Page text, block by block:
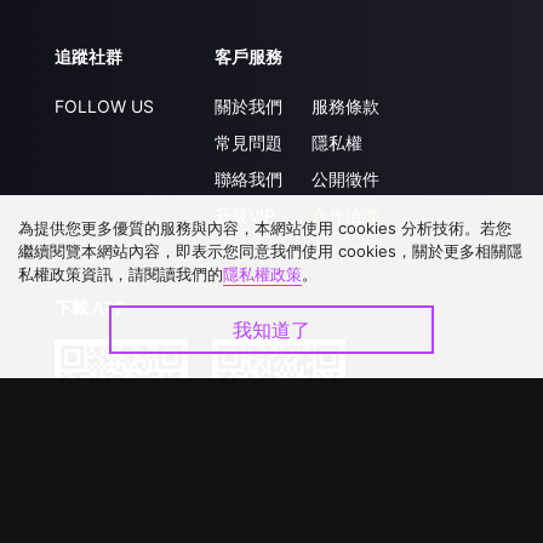
追蹤社群
FOLLOW US
客戶服務
關於我們
常見問題
聯絡我們
服務條款
隱私權
公開徵件
下載 APP
為提供您更多優質的服務與內容，本網站使用 cookies 分析技術。若您
繼續閱覽本網站內容，即表示您同意我們使用 cookies，關於更多相關隱
私權政策資訊，請閱讀我們的隱私權政策。
我知道了